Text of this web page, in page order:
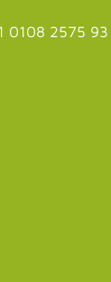
0108 2575 93